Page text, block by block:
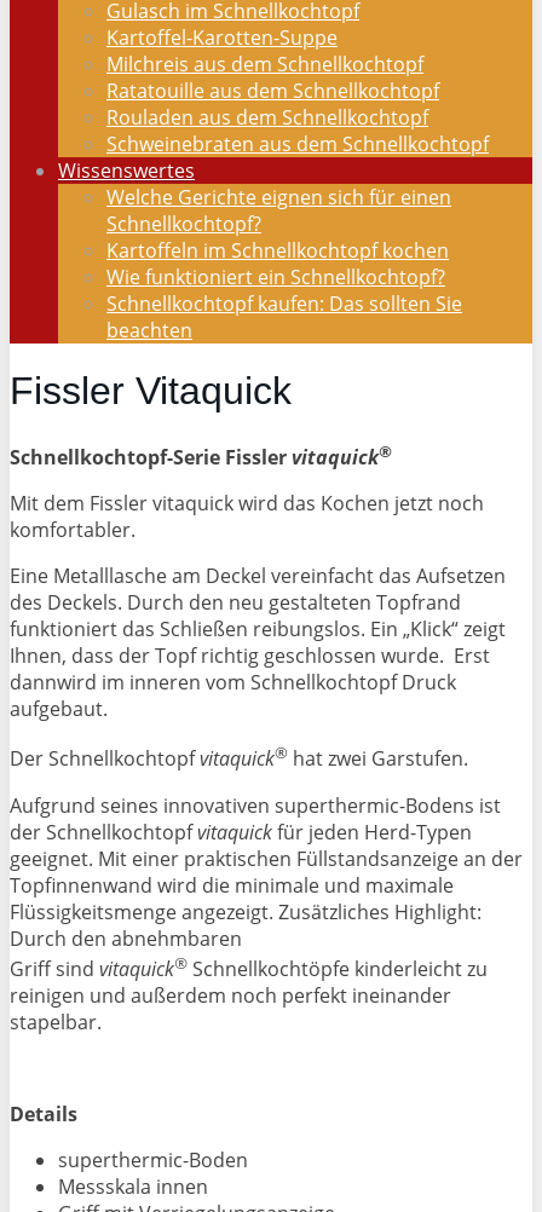
Gulasch im Schnellkochtopf
Kartoffel-Karotten-Suppe
Milchreis aus dem Schnellkochtopf
Ratatouille aus dem Schnellkochtopf
Rouladen aus dem Schnellkochtopf
Schweinebraten aus dem Schnellkochtopf
Wissenswertes
Welche Gerichte eignen sich für einen
Schnellkochtopf?
Kartoffeln im Schnellkochtopf kochen
Wie funktioniert ein Schnellkochtopf?
Schnellkochtopf kaufen: Das sollten Sie
beachten
Fissler Vitaquick
Schnellkochtopf-Serie Fisslervitaquick®
Mit dem Fissler vitaquick wird das Kochen jetzt noch
komfortabler.
Eine Metalllasche am Deckel vereinfacht das Aufsetzen
des Deckels. Durch den neu gestalteten Topfrand
funktioniert das Schließen reibungslos. Ein „Klick“ zeigt
Ihnen, dass der Topf richtig geschlossen wurde. Erst
dannwird im inneren vom Schnellkochtopf Druck
aufgebaut.
Der Schnellkochtopfvitaquick® hat zwei Garstufen.
Aufgrund seines innovativen superthermic-Bodens ist
der Schnellkochtopfvitaquickfür jeden Herd-Typen
geeignet. Mit einer praktischen Füllstandsanzeige an der
Topfinnenwand wird die minimale und maximale
Flüssigkeitsmenge angezeigt. Zusätzliches Highlight:
Durch den abnehmbaren
Griff sind vitaquick® Schnellkochtöpfe kinderleicht zu
reinigen und außerdem noch perfekt ineinander
stapelbar.
Details
superthermic-Boden
Messskala innen